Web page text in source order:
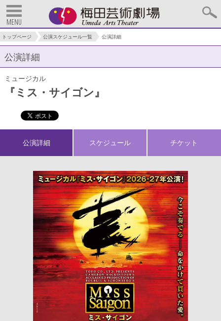
MENU
トップページ 公演スケジュール一覧 公演詳細
公演詳細
ミュージカル
『ミス・サイゴン』
公演詳細 スケジュール チケット